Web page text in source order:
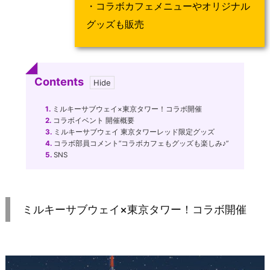
・コラボカフェメニューやオリジナル
グッズも販売
Contents
1. ミルキーサブウェイ×東京タワー！コラボ開催
2. コラボイベント 開催概要
3. ミルキーサブウェイ 東京タワーレッド限定グッズ
4. コラボ部員コメント”コラボカフェもグッズも楽しみ♪”
5. SNS
ミルキーサブウェイ×東京タワー！コラボ開催